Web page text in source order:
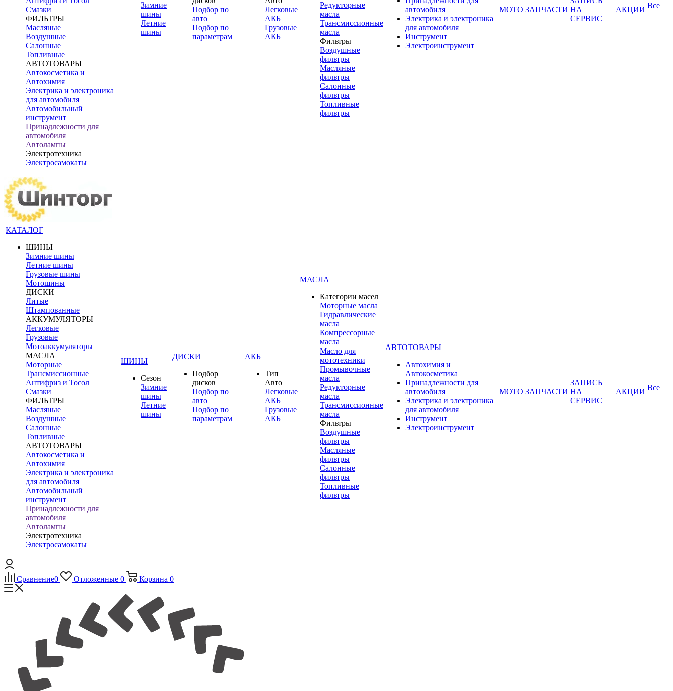
Смазки
ФИЛЬТРЫ
Масляные
Воздушные
Салонные
Топливные
АВТОТОВАРЫ
Автокосметика и
Автохимия
Электрика и электроника
для автомобиля
Автомобильный
инструмент
Принадлежности для
автомобиля
Автолампы
Электротехника
Электросамокаты
Зимние
шины
Летние
шины
Подбор по
авто
Подбор по
параметрам
Легковые
АКБ
Грузовые
АКБ
Редукторные
масла
Трансмиссионные
масла
Фильтры
Воздушные
фильтры
Масляные
фильтры
Салонные
фильтры
Топливные
фильтры
автомобиля
Электрика и электроника
для автомобиля
Инструмент
Электроинструмент
МОТО ЗАПЧАСТИ НА
СЕРВИС
АКЦИИ Все
КАТАЛОГ
ШИНЫ
Зимние шины
Летние шины
Грузовые шины
Мотошины
ДИСКИ
Литые
Штампованные
АККУМУЛЯТОРЫ
Легковые
Грузовые
Мотоаккумуляторы
МАСЛА
Моторные
Трансмиссионные
Антифриз и Тосол
Смазки
ФИЛЬТРЫ
Масляные
Воздушные
Салонные
Топливные
АВТОТОВАРЫ
Автокосметика и
Автохимия
Электрика и электроника
для автомобиля
Автомобильный
инструмент
Принадлежности для
автомобиля
Автолампы
Электротехника
Электросамокаты
ШИНЫ
Сезон
Зимние
шины
Летние
шины
ДИСКИ
Подбор
дисков
Подбор по
авто
Подбор по
параметрам
АКБ
Тип
Авто
Легковые
АКБ
Грузовые
АКБ
МАСЛА
Категории масел
Моторные масла
Гидравлические
масла
Компрессорные
масла
Масло для
мототехники
Промывочные
масла
Редукторные
масла
Трансмиссионные
масла
Фильтры
Воздушные
фильтры
Масляные
фильтры
Салонные
фильтры
Топливные
фильтры
АВТОТОВАРЫ
Автохимия и
Автокосметика
Принадлежности для
автомобиля
Электрика и электроника
для автомобиля
Инструмент
Электроинструмент
МОТО ЗАПЧАСТИ
ЗАПИСЬ
НА
СЕРВИС
АКЦИИ Все
Сравнение0 Отложенные 0 Корзина 0